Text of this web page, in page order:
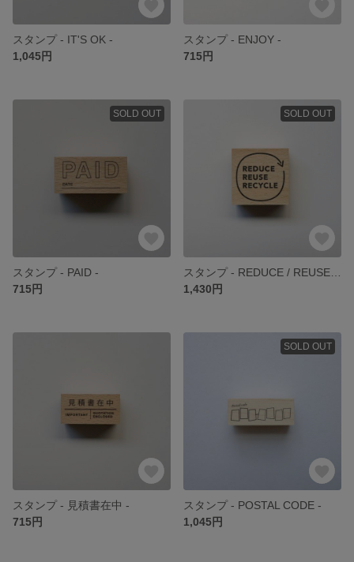
スタンプ - IT'S OK -
1,045円
スタンプ - ENJOY -
715円
SOLD OUT
スタンプ - PAID -
715円
SOLD OUT
1,430円
スタンプ - 見積書在中 -
715円
SOLD OUT
スタンプ - POSTAL CODE -
1,045円